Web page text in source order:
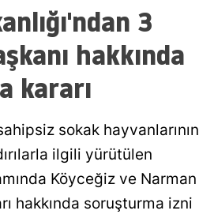
Ağrı
Amasya
Ankara
Antalya
Artvin
Aydın
3
hakkında
kararı
sokak hayvanlarının
ilgili yürütülen
Köyceğiz ve Narman
hakkında soruşturma izni